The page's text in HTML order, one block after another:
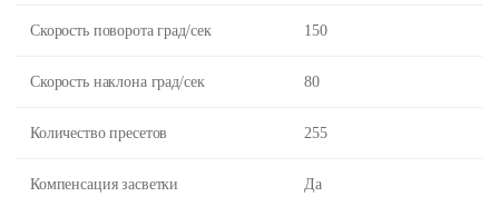
Скорость поворота град/сек 150
Скорость наклона град/сек 80
Количество пресетов 255
Компенсация засветки Да